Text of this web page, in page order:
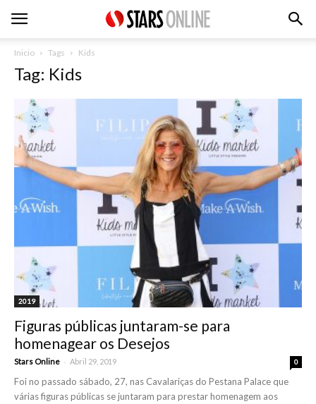
Inicio Tags Kids
Tag: Kids
2019
Figuras públicas juntaram-se para
homenagear os Desejos
Stars Online - Abril 29, 2019 0
Foi no passado sábado, 27, nas Cavalariças do Pestana Palace que
várias figuras públicas se juntaram para prestar homenagem aos